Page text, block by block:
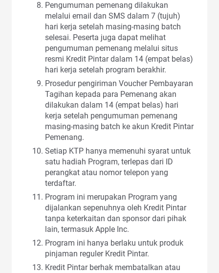
Pengumuman pemenang dilakukan
melalui email dan SMS dalam 7 (tujuh)
hari kerja setelah masing-masing batch
selesai. Peserta juga dapat melihat
pengumuman pemenang melalui situs
resmi Kredit Pintar dalam 14 (empat belas)
hari kerja setelah program berakhir.
Prosedur pengiriman Voucher Pembayaran
Tagihan kepada para Pemenang akan
dilakukan dalam 14 (empat belas) hari
kerja setelah pengumuman pemenang
masing-masing batch ke akun Kredit Pintar
Pemenang.
Setiap KTP hanya memenuhi syarat untuk
satu hadiah Program, terlepas dari ID
perangkat atau nomor telepon yang
terdaftar.
Program ini merupakan Program yang
dijalankan sepenuhnya oleh Kredit Pintar
tanpa keterkaitan dan sponsor dari pihak
lain, termasuk Apple Inc.
Program ini hanya berlaku untuk produk
pinjaman reguler Kredit Pintar.
Kredit Pintar berhak membatalkan atau